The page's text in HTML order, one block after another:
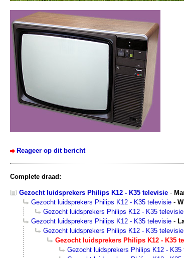
Reageer op dit bericht
Complete draad:
Gezocht luidsprekers Philips K12 - K35 televisie -
Gezocht luidsprekers Philips K12 - K35 televisie -
Gezocht luidsprekers Philips K12 - K35 televisie
Gezocht luidsprekers Philips K12 - K35 televisie -
Gezocht luidsprekers Philips K12 - K35 televisie
Gezocht luidsprekers Philips K12 - K35
Gezocht luidsprekers Philips K12 - K35